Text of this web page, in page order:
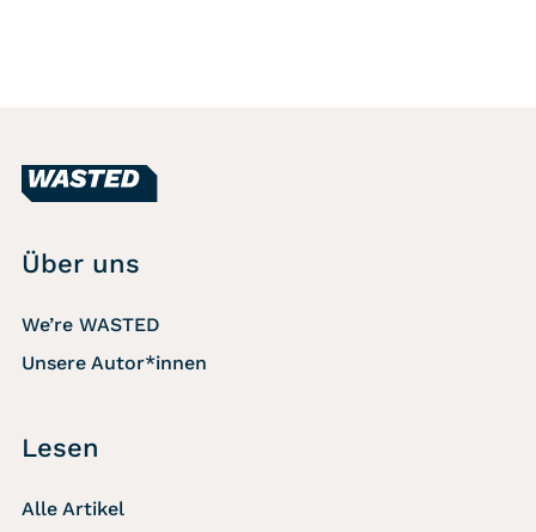
Über uns
We’re WASTED
Unsere Autor*innen
Lesen
Alle Artikel